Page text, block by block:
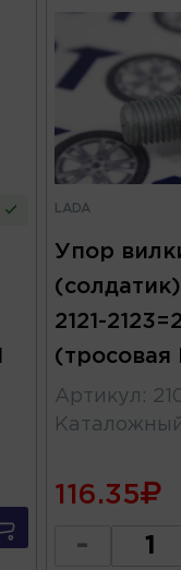
LADA
Упор
2121-
Артикул :
116.35
-